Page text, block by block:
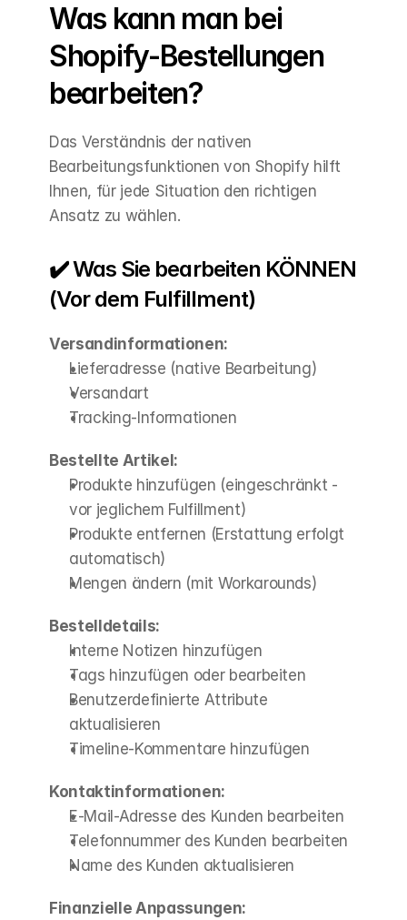
Was kann man bei
Shopify-Bestellungen
bearbeiten?
Das Verständnis der nativen
Bearbeitungsfunktionen von Shopify hilft
Ihnen, für jede Situation den richtigen
Ansatz zu wählen.
✔️ Was Sie bearbeiten KÖNNEN
(Vor dem Fulfillment)
Versandinformationen:
Lieferadresse (native Bearbeitung)
Versandart
Tracking-Informationen
Bestellte Artikel:
Produkte hinzufügen (eingeschränkt -
vor jeglichem Fulfillment)
Produkte entfernen (Erstattung erfolgt
automatisch)
Mengen ändern (mit Workarounds)
Bestelldetails:
Interne Notizen hinzufügen
Tags hinzufügen oder bearbeiten
Benutzerdefinierte Attribute
aktualisieren
Timeline-Kommentare hinzufügen
Kontaktinformationen:
E-Mail-Adresse des Kunden bearbeiten
Telefonnummer des Kunden bearbeiten
Name des Kunden aktualisieren
Finanzielle Anpassungen: